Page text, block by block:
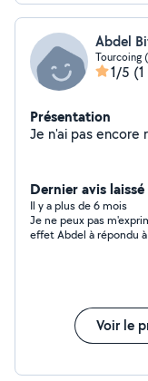
Abdel
Tourcoing
1/5
Présentation
Dernier avis
Il y a plus de 6 mois
Je ne peux pas
effet Abdel à répondu
pièces et prendre
circulation... Plus de
demandes quand vous
Voir le